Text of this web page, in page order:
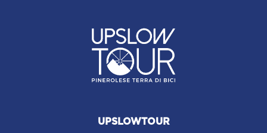
UPSLOWTOUR